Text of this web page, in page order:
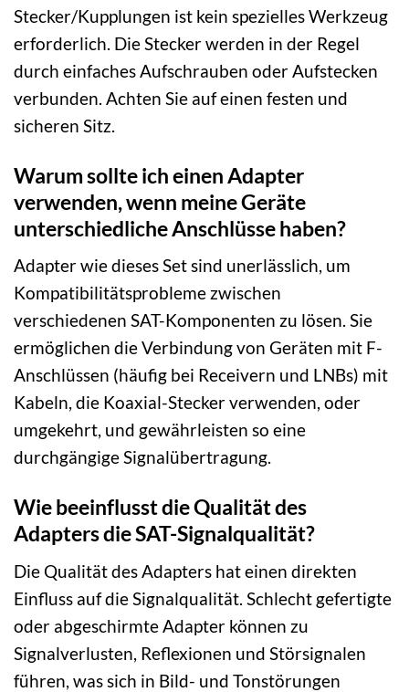
Stecker/Kupplungen ist kein spezielles Werkzeug
erforderlich. Die Stecker werden in der Regel
durch einfaches Aufschrauben oder Aufstecken
verbunden. Achten Sie auf einen festen und
sicheren Sitz.
Warum sollte ich einen Adapter
verwenden, wenn meine Geräte
unterschiedliche Anschlüsse haben?
Adapter wie dieses Set sind unerlässlich, um
Kompatibilitätsprobleme zwischen
verschiedenen SAT-Komponenten zu lösen. Sie
ermöglichen die Verbindung von Geräten mit F-
Anschlüssen (häufig bei Receivern und LNBs) mit
Kabeln, die Koaxial-Stecker verwenden, oder
umgekehrt, und gewährleisten so eine
durchgängige Signalübertragung.
Wie beeinflusst die Qualität des
Adapters die SAT-Signalqualität?
Die Qualität des Adapters hat einen direkten
Einfluss auf die Signalqualität. Schlecht gefertigte
oder abgeschirmte Adapter können zu
Signalverlusten, Reflexionen und Störsignalen
führen, was sich in Bild- und Tonstörungen